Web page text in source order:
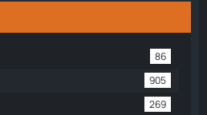
86
905
269